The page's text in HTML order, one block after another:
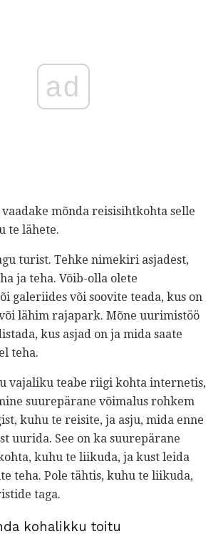
ad
mõnda reisisihtkohta selle
te lähete.
turist. Tehke nimekiri asjadest,
ja teha. Võib-olla olete
galeriides või soovite teada, kus on
lähim rajapark. Mõne uurimistöö
kus asjad on ja mida saate
teha.
vajaliku teabe riigi kohta internetis,
suurepärane võimalus rohkem
kuhu te reisite, ja asju, mida enne
uurida. See on ka suurepärane
kuhu te liikuda, ja kust leida
teha. Pole tähtis, kuhu te liikuda,
taga.
kohalikku toitu